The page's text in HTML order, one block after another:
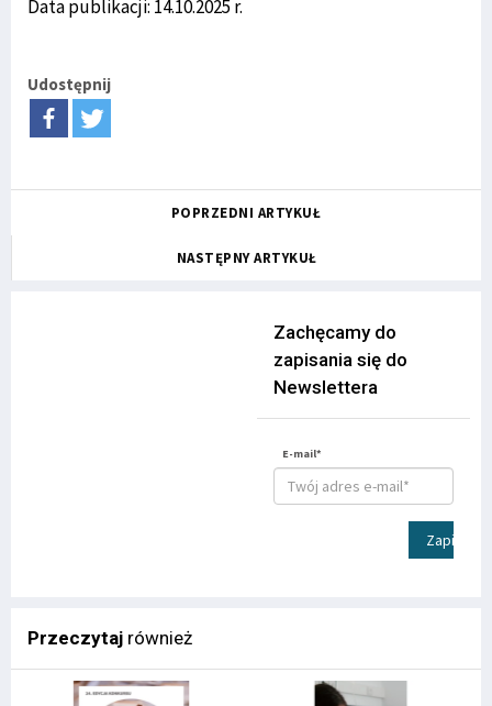
Data publikacji: 14.10.2025 r.
Udostępnij
POPRZEDNI ARTYKUŁ
NASTĘPNY ARTYKUŁ
Zachęcamy do
zapisania się do
Newslettera
E-mail*
Zapisz
Przeczytaj również